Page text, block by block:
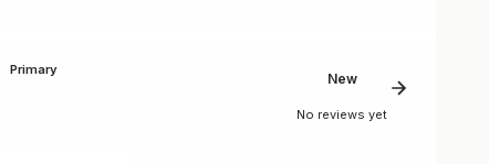
Primary
New
No reviews yet